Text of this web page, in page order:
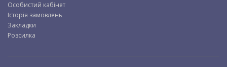
Особистий кабінет
Історія замовлень
Закладки
Розсилка